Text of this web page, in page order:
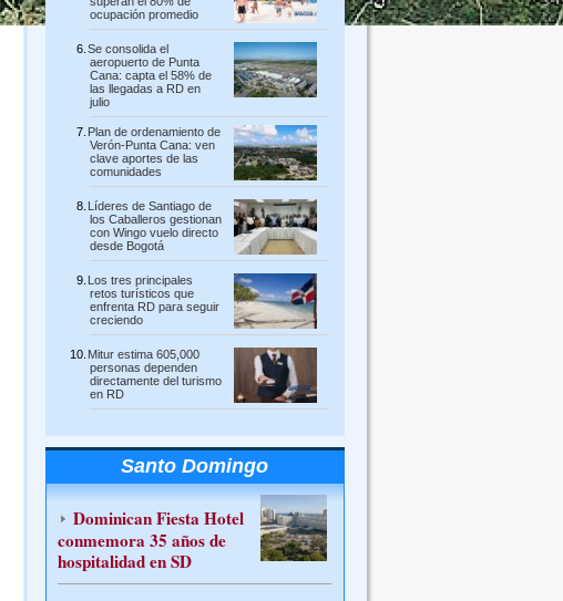
ocupación promedio
Se consolida el
aeropuerto de Punta
Cana: capta el 58% de
las llegadas a RD en
julio
Plan de ordenamiento de
Verón-Punta Cana: ven
clave aportes de las
comunidades
Líderes de Santiago de
los Caballeros gestionan
con Wingo vuelo directo
desde Bogotá
Los tres principales
retos turísticos que
enfrenta RD para seguir
creciendo
Mitur estima 605,000
personas dependen
directamente del turismo
en RD
Santo Domingo
Dominican Fiesta Hotel
conmemora 35 años de
hospitalidad en SD